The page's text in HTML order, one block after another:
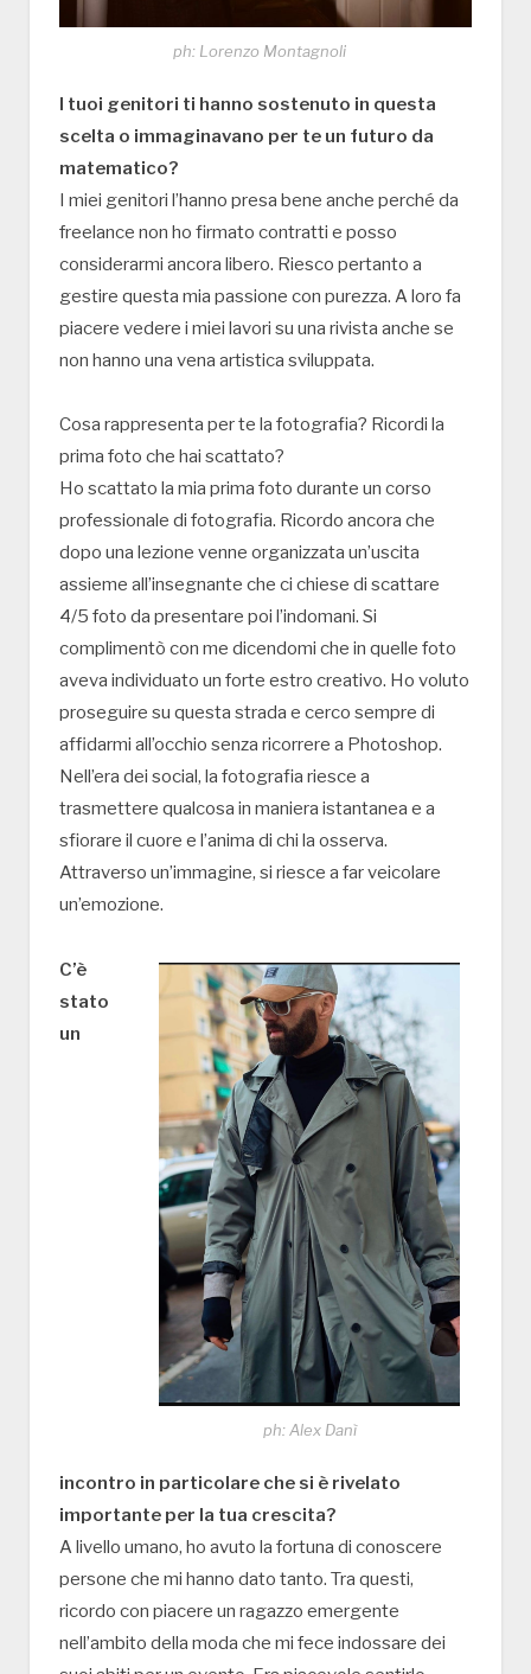
ph: Lorenzo Montagnoli
I tuoi genitori ti hanno sostenuto in questa
scelta o immaginavano per te un futuro da
matematico?
I miei genitori l’hanno presa bene anche perché da
freelance non ho firmato contratti e posso
considerarmi ancora libero. Riesco pertanto a
gestire questa mia passione con purezza. A loro fa
piacere vedere i miei lavori su una rivista anche se
non hanno una vena artistica sviluppata.
Cosa rappresenta per te la fotografia? Ricordi la
prima foto che hai scattato?
Ho scattato la mia prima foto durante un corso
professionale di fotografia. Ricordo ancora che
dopo una lezione venne organizzata un’uscita
assieme all’insegnante che ci chiese di scattare
4/5 foto da presentare poi l’indomani. Si
complimentò con me dicendomi che in quelle foto
aveva individuato un forte estro creativo. Ho voluto
proseguire su questa strada e cerco sempre di
affidarmi all’occhio senza ricorrere a Photoshop.
Nell’era dei social, la fotografia riesce a
trasmettere qualcosa in maniera istantanea e a
sfiorare il cuore e l’anima di chi la osserva.
Attraverso un’immagine, si riesce a far veicolare
un’emozione.
ph: Alex Danì
C’è
stato
un
incontro in particolare che si è rivelato
importante per la tua crescita?
A livello umano, ho avuto la fortuna di conoscere
persone che mi hanno dato tanto. Tra questi,
ricordo con piacere un ragazzo emergente
nell’ambito della moda che mi fece indossare dei